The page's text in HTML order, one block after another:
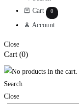
Cart
0
Account
Close
Cart (0)
Search
Close